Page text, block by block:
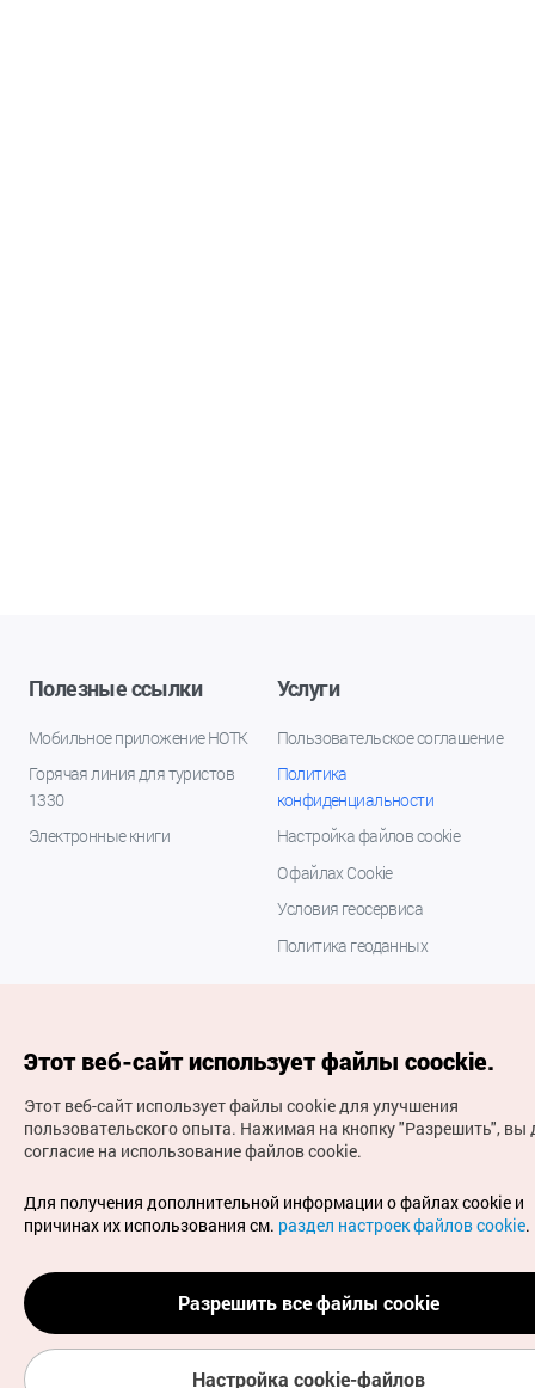
Полезные ссылки
Мобильное приложение НОТК
Горячая линия для туристов
1330
Электронные книги
Услуги
Пользовательское соглашение
Политика
конфиденциальности
Настройка файлов cookie
О файлах Cookie
Условия геосервиса
Политика геоданных
(с) Национальная организация туризма Кореи Все
права защищены
Для извещения об ошибках и проблемах, связанных с
работой веб-сайта, направляйте ваши запросы на
официальный адрес электронной почты
russian@knto.or.kr
Этот веб-сайт использует файлы coockie.
Этот веб-сайт использует файлы cookie для улучшения
пользовательского опыта. Нажимая на кнопку "Разрешить", вы
согласие на использование файлов cookie.
Для получения дополнительной информации о файлах cookie и
причинах их использования см. раздел настроек файлов cookie.
Разрешить все файлы cookie
Настройка cookie-файлов